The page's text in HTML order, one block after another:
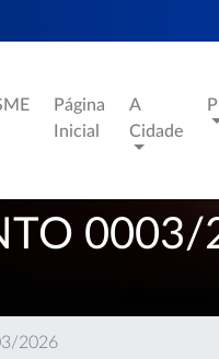
Página
Inicial
A
Cidade
0003/
2026